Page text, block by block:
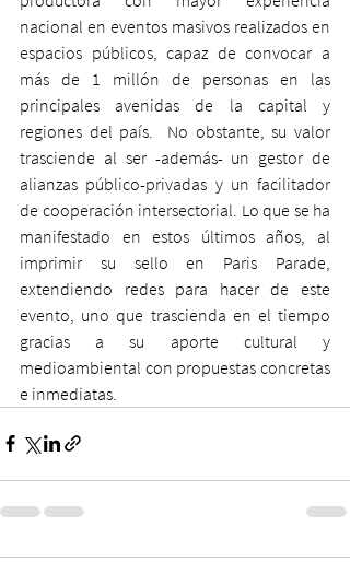
nacional en eventos masivos realizados en
espacios públicos, capaz de convocar a
más de 1 millón de personas en las
principales avenidas de la capital y
regiones del país.  No obstante, su valor
trasciende al ser -además- un gestor de
alianzas público-privadas y un facilitador
de cooperación intersectorial. Lo que se ha
manifestado en estos últimos años, al
imprimir su sello en Paris Parade,
extendiendo redes para hacer de este
evento, uno que trascienda en el tiempo
gracias a su aporte cultural y
medioambiental con propuestas concretas
e inmediatas.